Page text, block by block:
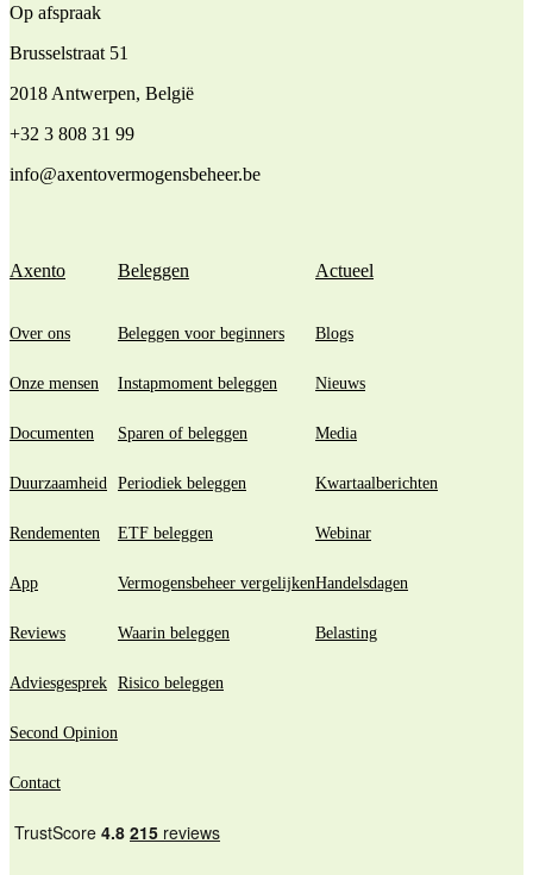
Op afspraak
Brusselstraat 51
2018 Antwerpen, België
+32 3 808 31 99
info@axentovermogensbeheer.be
Axento
Over ons
Onze mensen
Documenten
Duurzaamheid
Rendementen
App
Reviews
Adviesgesprek
Second Opinion
Contact
Beleggen
Beleggen voor beginners
Instapmoment beleggen
Sparen of beleggen
Periodiek beleggen
ETF beleggen
Vermogensbeheer vergelijken
Waarin beleggen
Risico beleggen
Actueel
Blogs
Nieuws
Media
Kwartaalberichten
Webinar
Handelsdagen
Belasting